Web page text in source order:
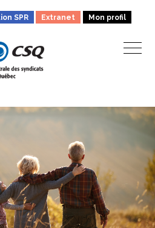
SPR Extranet Mon profil